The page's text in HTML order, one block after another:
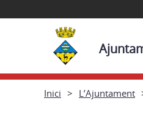
Inici L’Ajuntament